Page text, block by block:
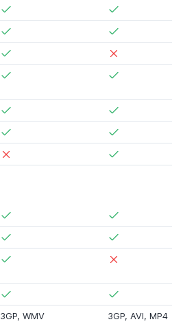
3GP, WMV 3GP, AVI, MP4